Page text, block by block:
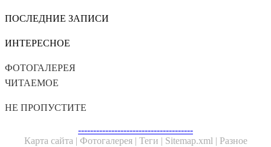
ПОСЛЕДНИЕ ЗАПИСИ
ИНТЕРЕСНОЕ
ФОТОГАЛЕРЕЯ
ЧИТАЕМОЕ
НЕ ПРОПУСТИТЕ
--------------------------------------
Карта сайта | Фотогалерея | Теги | Sitemap.xml | Разное